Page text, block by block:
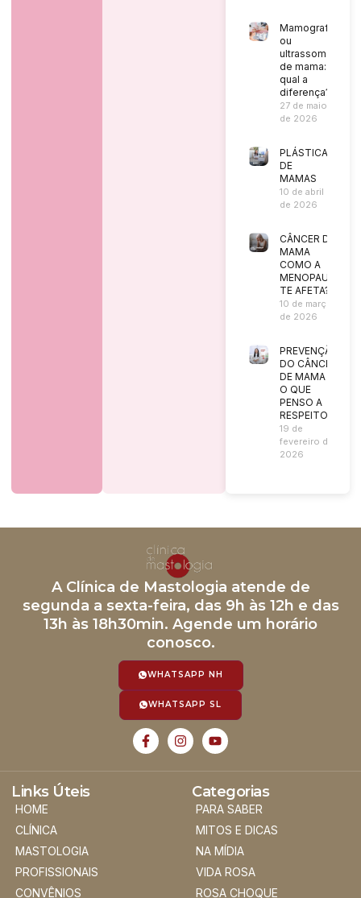
Mamografia
ou
ultrassom
de mama:
qual a
diferença?
27 de maio
de 2026
PLÁSTICA
DE
MAMAS
10 de abril
de 2026
CÂNCER DE
MAMA
COMO A
MENOPAUSA
TE AFETA?
10 de março
de 2026
PREVENÇÃO
DO CÂNCER
DE MAMA |
O QUE
PENSO A
RESPEITO?
19 de
fevereiro de
2026
A Clínica de Mastologia atende de
segunda a sexta-feira, das 9h às 12h e das
13h às 18h30min. Agende um horário
conosco.
WHATSAPP NH
WHATSAPP SL
Links Úteis
HOME
CLÍNICA
MASTOLOGIA
PROFISSIONAIS
CONVÊNIOS
Categorias
PARA SABER
MITOS E DICAS
NA MÍDIA
VIDA ROSA
ROSA CHOQUE